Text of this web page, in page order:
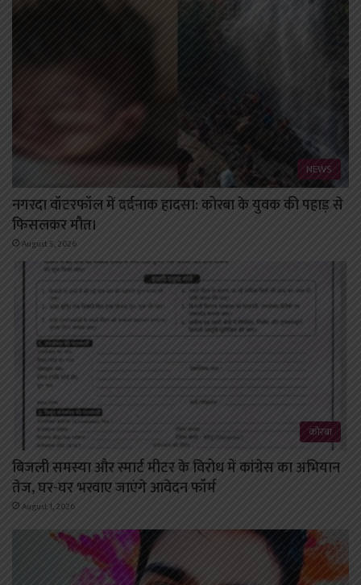
NEWS
नगरदा वॉटरफॉल में दर्दनाक हादसा: कोरबा के युवक की पहाड़ से
फिसलकर मौत।
August 5, 2026
कोरबा
बिजली समस्या और स्मार्ट मीटर के विरोध में कांग्रेस का अभियान
तेज, घर-घर भरवाए जाएंगे आवेदन फॉर्म
August 1, 2026